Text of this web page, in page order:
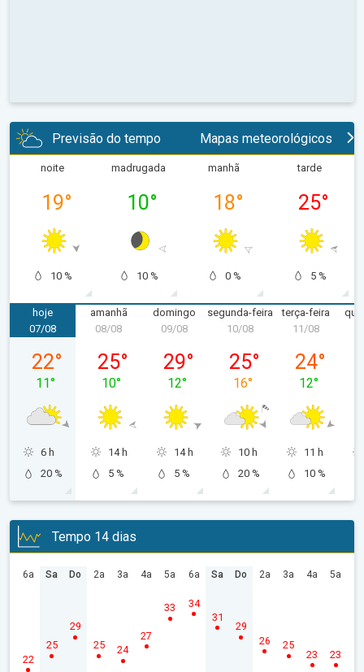
Previsão do tempo Mapas meteorológicos
noite
19°
10 %
madrugada
10°
10 %
manhã
18°
0 %
tarde
25°
5 %
hoje
sexta-feira, 07/08
07/08
22°
11°
6 h
20 %
amanhã
sábado, 08/08
08/08
25°
10°
14 h
5 %
domingo
domingo, 09/08
09/08
29°
12°
14 h
5 %
segunda-feira
segunda-feira, 10/08
10/08
25°
16°
10 h
20 %
terça-feira
11/08
24°
12°
11 h
10 %
Tempo 14 dias
6a
22
Sa
25
Do
29
2a
25
3a
24
4a
27
5a
33
6a
34
Sa
31
Do
29
2a
26
3a
25
4a
23
5a
23